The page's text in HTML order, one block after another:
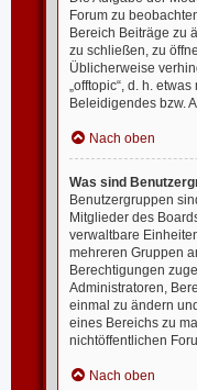
Forum zu
Bereich Beiträge zu
zu schließen, zu
Üblicherweise
„offtopic“, d. h.
Beleidigendes bzw.
Nach oben
Was sind
Benutzergruppen
Mitglieder des
verwaltbare
mehreren Gruppen
Berechtigungen
Administratoren,
einmal zu ändern
eines Bereichs zu
nichtöffentlichen
Nach oben